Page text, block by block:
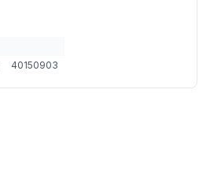
40150903